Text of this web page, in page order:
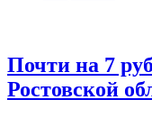
Почти на 7
Ростовской